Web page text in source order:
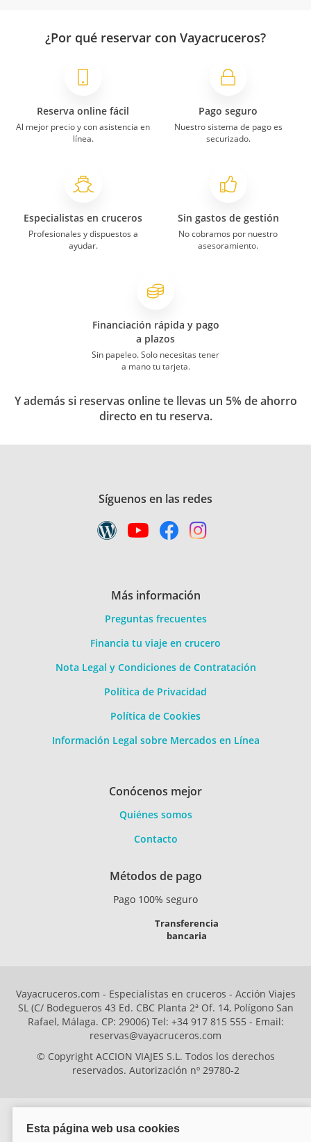
¿Por qué reservar con Vayacruceros?
Reserva online fácil
Al mejor precio y con asistencia en
línea.
Pago seguro
Nuestro sistema de pago es
securizado.
Especialistas en cruceros
Profesionales y dispuestos a
ayudar.
Sin gastos de gestión
No cobramos por nuestro
asesoramiento.
Financiación rápida y pago
a plazos
Sin papeleo. Solo necesitas tener
a mano tu tarjeta.
Y además si reservas online te llevas un 5% de ahorro
directo en tu reserva.
Síguenos en las redes
Más información
Preguntas frecuentes
Financia tu viaje en crucero
Nota Legal y Condiciones de Contratación
Política de Privacidad
Política de Cookies
Información Legal sobre Mercados en Línea
Conócenos mejor
Quiénes somos
Contacto
Métodos de pago
Pago 100% seguro
Transferencia
bancaria
Vayacruceros.com - Especialistas en cruceros - Acción Viajes
SL (C/ Bodegueros 43 Ed. CBC Planta 2ª Of. 14, Polígono San
Rafael, Málaga. CP: 29006) Tel: +34 917 815 555 - Email:
reservas@vayacruceros.com
© Copyright ACCION VIAJES S.L. Todos los derechos
reservados. Autorización nº 29780-2